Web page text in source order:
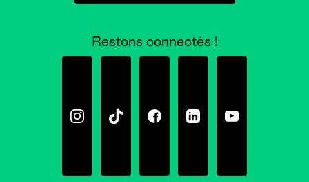
Restons connectés !
InstagramTiktok FacebookLinkedinYoutube